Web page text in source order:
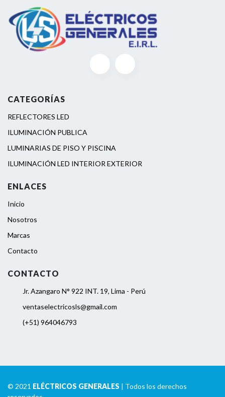
CATEGORÍAS
REFLECTORES LED
ILUMINACIÓN PUBLICA
LUMINARIAS DE PISO Y PISCINA
ILUMINACIÓN LED INTERIOR EXTERIOR
ENLACES
Inicio
Nosotros
Marcas
Contacto
CONTACTO
Jr. Azangaro N° 922 INT. 19, Lima - Perú
ventaselectricosls@gmail.com
(+51) 964046793
© 2021 ELÉCTRICOS GENERALES | Todos los derechos